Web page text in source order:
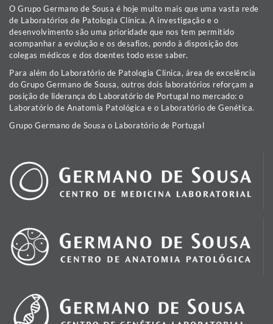
O Grupo Germano de Sousa é hoje muito mais que uma vasta rede
de Laboratórios de Patologia Clínica. A investigação e o
desenvolvimento são uma prioridade que nos tem permitido
acompanhar a evolução e os desafios, pondo à disposição dos
colegas médicos e dos doentes todo esse saber.
Para além do Laboratório de Patologia Clínica, área de excelência
do Grupo Germano de Sousa, outros dois laboratórios reforçam a
posição de liderança do Laboratório de Portugal no mercado: o
Laboratório de Anatomia Patológica e o Laboratório de Genética.
Grupo Germano de Sousa o Laboratório de Portugal